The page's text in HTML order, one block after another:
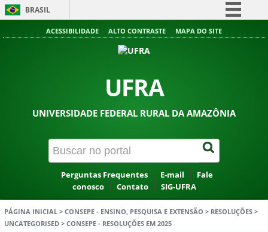
BRASIL
Simplifique!
Acesso à informação
ACESSIBILIDADE ALTO CONTRASTE MAPA DO SITE
UFRA
UNIVERSIDADE FEDERAL RURAL DA AMAZÔNIA
Perguntas Frequentes E-mail
Fale
conosco
Contato SIG-UFRA
PÁGINA INICIAL > CONSEPE - ENSINO, PESQUISA E EXTENSÃO > RESOLUÇÕES >
UNCATEGORISED > CONSEPE - RESOLUÇÕES EM 2025